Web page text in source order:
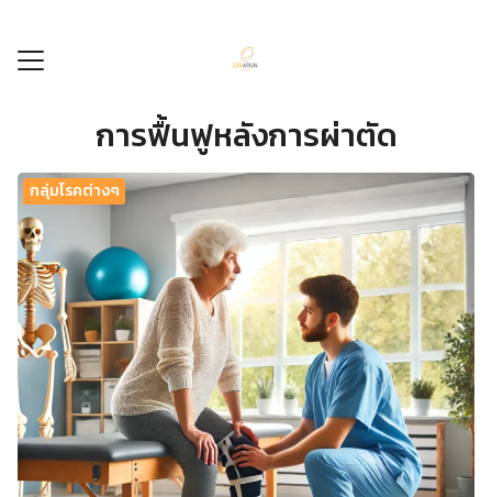
content
ม
ศูนย์
เรา
รา
การฟื้นฟูหลังการผ่าตัด
กลุ่มโรคต่างๆ